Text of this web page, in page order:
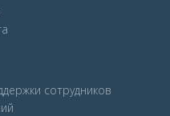
сотрудников